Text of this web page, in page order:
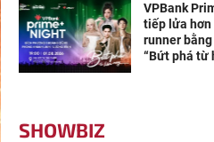
VPBank
tiếp lửa hơn
runner
“Bứt phá từ
SHOWBIZ